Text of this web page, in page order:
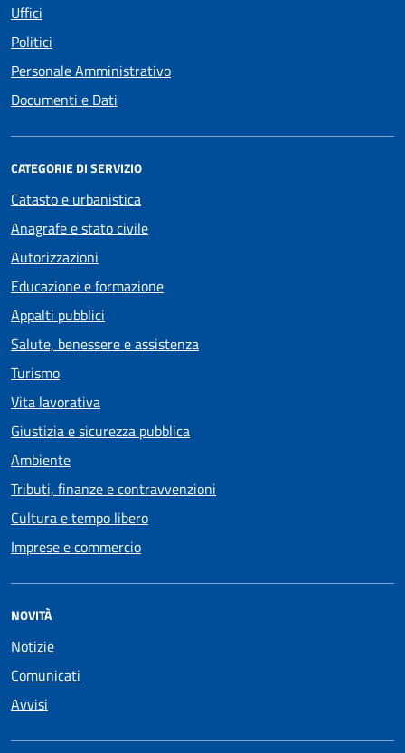
Uffici
Politici
Personale Amministrativo
Documenti e Dati
CATEGORIE DI SERVIZIO
Catasto e urbanistica
Anagrafe e stato civile
Autorizzazioni
Educazione e formazione
Appalti pubblici
Salute, benessere e assistenza
Turismo
Vita lavorativa
Giustizia e sicurezza pubblica
Ambiente
Tributi, finanze e contravvenzioni
Cultura e tempo libero
Imprese e commercio
NOVITÀ
Notizie
Comunicati
Avvisi